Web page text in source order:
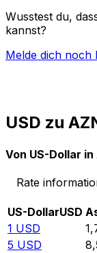
Wusstest du,
kannst?
Melde dich noch
USD zu
Von US-Dollar
Rate
US-DollarUSD
1 USD
5 USD